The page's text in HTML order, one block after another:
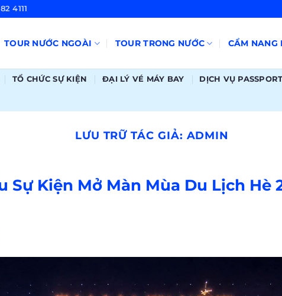
4111
TOUR NƯỚC NGOÀI TOUR TRONG NƯỚC CẨM NANG
TỔ CHỨC SỰ KIỆN ĐẠI LÝ VÉ MÁY BAY DỊCH VỤ PASSPORT
LƯU TRỮ TÁC GIẢ: ADMIN
Sự Kiện Mở Màn Mùa Du Lịch Hè